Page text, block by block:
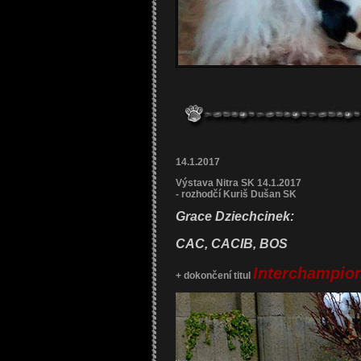
14.1.2017
Výstava Nitra SK 14.1.2017
- rozhodčí Kuriš Dušan SK
Grace Dziechcinek:
CAC, CACIB, BOS
+ dokončení titul